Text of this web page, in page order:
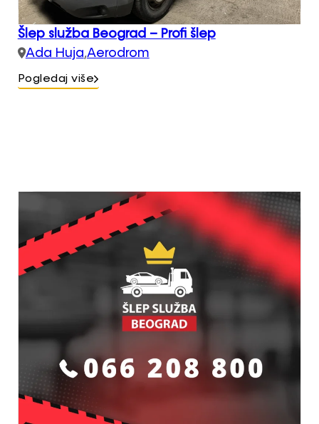
Šlep služba Beograd – Profi šlep
Ada Huja,Aerodrom
Pogledaj više